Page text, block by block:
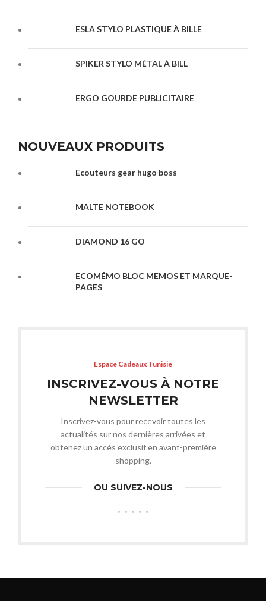
ESLA STYLO PLASTIQUE À BILLE
SPIKER STYLO MÉTAL À BILL
ERGO GOURDE PUBLICITAIRE
NOUVEAUX PRODUITS
Ecouteurs gear hugo boss
MALTE NOTEBOOK
DIAMOND 16 GO
ECOMÉMO BLOC MEMOS ET MARQUE-
PAGES
Espace Cadeaux Tunisie
INSCRIVEZ-VOUS À NOTRE
NEWSLETTER
Inscrivez-vous pour recevoir toutes les
actualités sur nos dernières arrivées et
obtenez un accès exclusif en avant-première
shopping.
OU SUIVEZ-NOUS